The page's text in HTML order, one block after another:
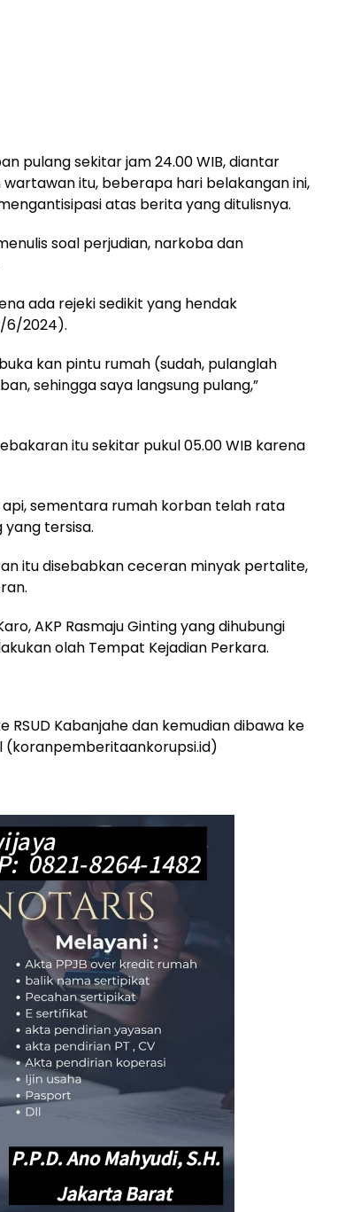
pulang sekitar jam 24.00 WIB, diantar
itu, beberapa hari belakangan ini,
atas berita yang ditulisnya.
soal perjudian, narkoba dan
ada rejeki sedikit yang hendak
6/2024).
kan pintu rumah (sudah, pulanglah
sehingga saya langsung pulang,”
itu sekitar pukul 05.00 WIB karena
sementara rumah korban telah rata
tersisa.
itu disebabkan ceceran minyak pertalite,
AKP Rasmaju Ginting yang dihubungi
olah Tempat Kejadian Perkara.
Kabanjahe dan kemudian dibawa ke
(koranpemberitaankorupsi.id)